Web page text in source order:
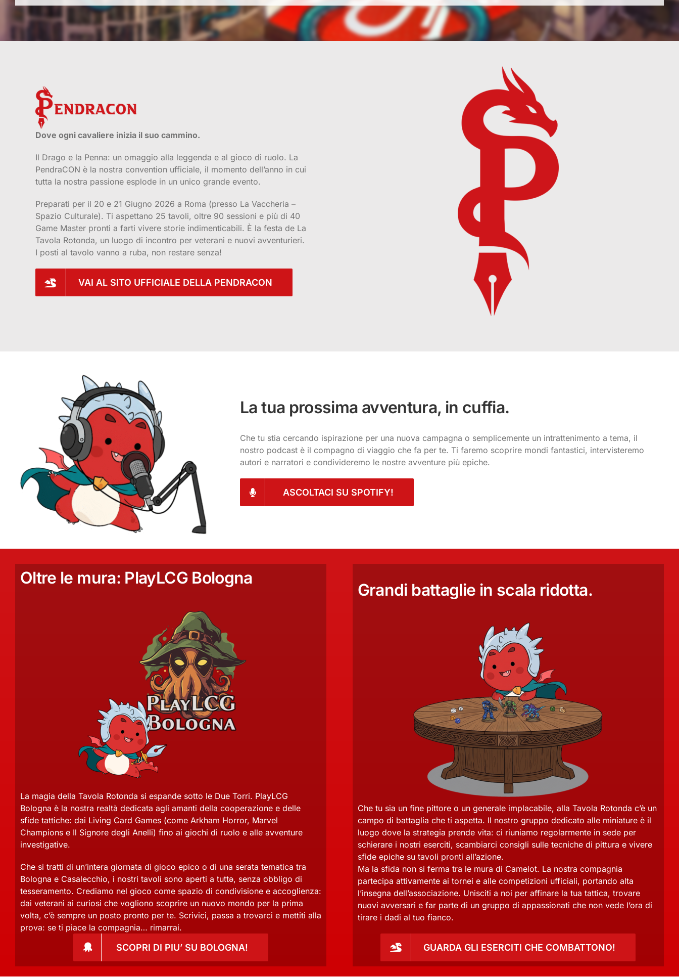
Dove ogni cavaliere inizia il suo cammino.
Il Drago e la Penna: un omaggio alla leggenda e al gioco di ruolo. La
PendraCON è la nostra convention ufficiale, il momento dell’anno in cui
tutta la nostra passione esplode in un unico grande evento.
Preparati per il 20 e 21 Giugno 2026 a Roma (presso La Vaccheria –
Spazio Culturale). Ti aspettano 25 tavoli, oltre 90 sessioni e più di 40
Game Master pronti a farti vivere storie indimenticabili. È la festa de La
Tavola Rotonda, un luogo di incontro per veterani e nuovi avventurieri.
I posti al tavolo vanno a ruba, non restare senza!
VAI AL SITO UFFICIALE DELLA PENDRACON
La tua prossima avventura, in cuffia.
Che tu stia cercando ispirazione per una nuova campagna o semplicemente un intrattenimento a tema, il
nostro podcast è il compagno di viaggio che fa per te. Ti faremo scoprire mondi fantastici, intervisteremo
autori e narratori e condivideremo le nostre avventure più epiche.
ASCOLTACI SU SPOTIFY!
Oltre le mura: PlayLCG Bologna
La magia della Tavola Rotonda si espande sotto le Due Torri. PlayLCG
Bologna è la nostra realtà dedicata agli amanti della cooperazione e delle
sfide tattiche: dai Living Card Games (come Arkham Horror, Marvel
Champions e Il Signore degli Anelli) fino ai giochi di ruolo e alle avventure
investigative.
Che si tratti di un’intera giornata di gioco epico o di una serata tematica tra
Bologna e Casalecchio, i nostri tavoli sono aperti a tuttə, senza obbligo di
tesseramento. Crediamo nel gioco come spazio di condivisione e accoglienza:
dai veterani ai curiosi che vogliono scoprire un nuovo mondo per la prima
volta, c’è sempre un posto pronto per te. Scrivici, passa a trovarci e mettiti alla
prova: se ti piace la compagnia… rimarrai.
SCOPRI DI PIU’ SU BOLOGNA!
Grandi battaglie in scala ridotta.
Che tu sia un fine pittore o un generale implacabile, alla Tavola Rotonda c’è un
campo di battaglia che ti aspetta. Il nostro gruppo dedicato alle miniature è il
luogo dove la strategia prende vita: ci riuniamo regolarmente in sede per
schierare i nostri eserciti, scambiarci consigli sulle tecniche di pittura e vivere
sfide epiche su tavoli pronti all’azione.
Ma la sfida non si ferma tra le mura di Camelot. La nostra compagnia
partecipa attivamente ai tornei e alle competizioni ufficiali, portando alta
l’insegna dell’associazione. Unisciti a noi per affinare la tua tattica, trovare
nuovi avversari e far parte di un gruppo di appassionati che non vede l’ora di
tirare i dadi al tuo fianco.
GUARDA GLI ESERCITI CHE COMBATTONO!